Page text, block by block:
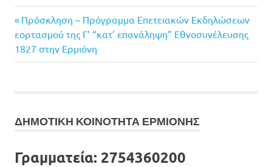
Πλοήγηση
άρθρων
Previous
Post:
Πρόσκληση – Πρόγραμμα Επετειακών Εκδηλώσεων
εορτασμού της Γ’ “κατ’ επανάληψη” Εθνοσυνέλευσης
1827 στην Ερμιόνη
ΔΗΜΟΤΙΚΗ ΚΟΙΝΟΤΗΤΑ ΕΡΜΙΟΝΗΣ
Γραμματεία: 2754360200